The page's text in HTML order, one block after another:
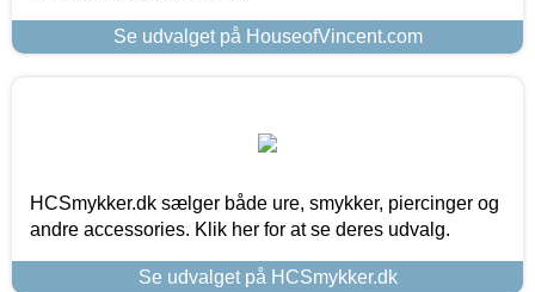
Se udvalget på HouseofVincent.com
HCSmykker.dk sælger både ure, smykker, piercinger og
andre accessories. Klik her for at se deres udvalg.
Se udvalget på HCSmykker.dk